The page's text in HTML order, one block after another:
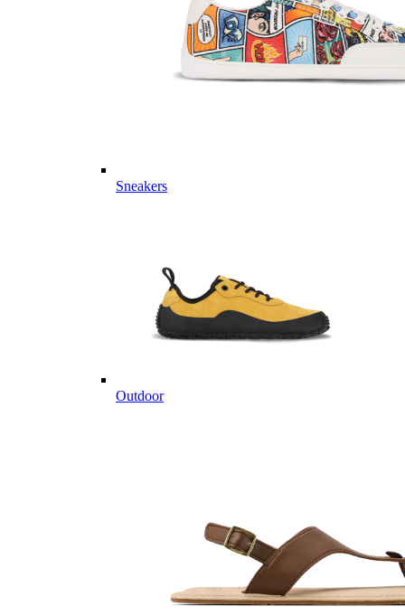
Sneakers
Outdoor